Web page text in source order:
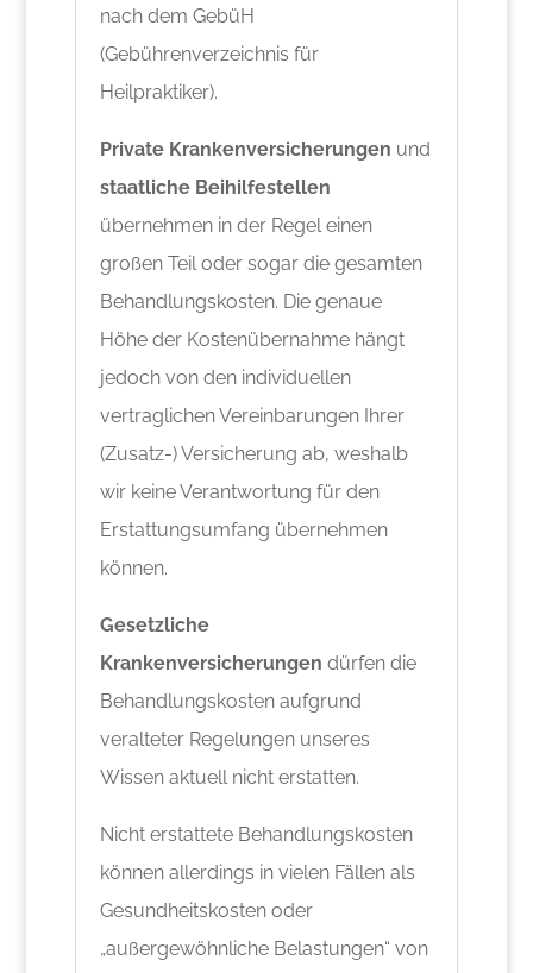
nach dem GebüH
(Gebührenverzeichnis für
Heilpraktiker).
Private Krankenversicherungen und
staatliche Beihilfestellen
übernehmen in der Regel einen
großen Teil oder sogar die gesamten
Behandlungskosten. Die genaue
Höhe der Kostenübernahme hängt
jedoch von den individuellen
vertraglichen Vereinbarungen Ihrer
(Zusatz-) Versicherung ab, weshalb
wir keine Verantwortung für den
Erstattungsumfang übernehmen
können.
Gesetzliche
Krankenversicherungen dürfen die
Behandlungskosten aufgrund
veralteter Regelungen unseres
Wissen aktuell nicht erstatten.
Nicht erstattete Behandlungskosten
können allerdings in vielen Fällen als
Gesundheitskosten oder
„außergewöhnliche Belastungen“ von